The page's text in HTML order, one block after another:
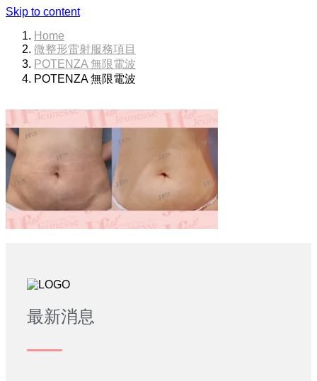
Skip to content
Home
微整形雷射服務項目
POTENZA 無限電波
POTENZA 無限電波
最新消息